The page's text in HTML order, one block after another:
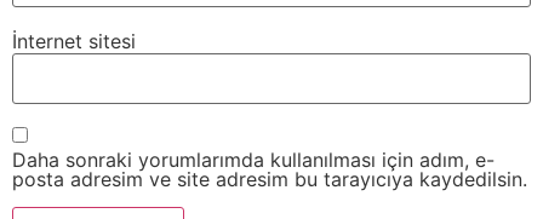
İnternet sitesi
Daha sonraki yorumlarımda kullanılması için adım, e-
posta adresim ve site adresim bu tarayıcıya kaydedilsin.